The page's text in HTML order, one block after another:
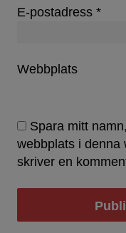
E-postadress *
Webbplats
Spara mitt
webbplats i denna
skriver en